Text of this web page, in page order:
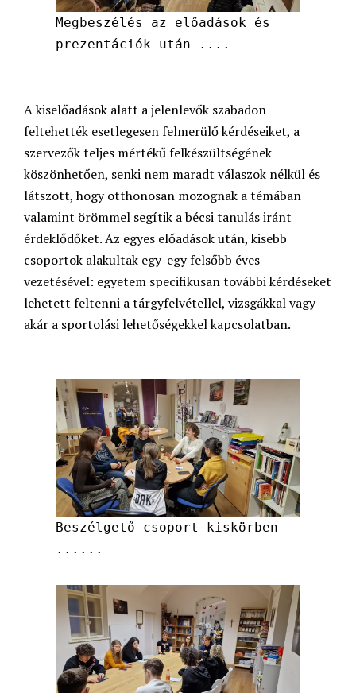
Megbeszélés az előadások és
prezentációk után ....
A kiselőadások alatt a jelenlevők szabadon
feltehették esetlegesen felmerülő kérdéseiket, a
szervezők teljes mértékű felkészültségének
köszönhetően, senki nem maradt válaszok nélkül és
látszott, hogy otthonosan mozognak a témában
valamint örömmel segítik a bécsi tanulás iránt
érdeklődőket. Az egyes előadások után, kisebb
csoportok alakultak egy-egy felsőbb éves
vezetésével: egyetem specifikusan további kérdéseket
lehetett feltenni a tárgyfelvétellel, vizsgákkal vagy
akár a sportolási lehetőségekkel kapcsolatban.
Beszélgető csoport kiskörben
......